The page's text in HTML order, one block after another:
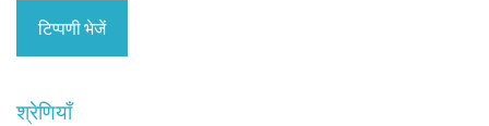
श्रेणियाँ